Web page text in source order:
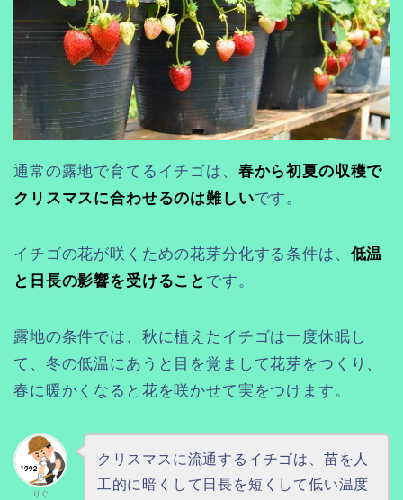
通常の露地で育てるイチゴは、 春から初夏の収穫で
クリスマスに合わせるのは難しいです。
イチゴの花が咲くための花芽分化する条件は、 低温
と日長の影響を受けること です。
露地の条件では、秋に植えたイチゴは一度休眠し
て、冬の低温にあうと目を覚まして花芽をつくり、
春に暖かくなると花を咲かせて実をつけます。
りぐ
クリスマスに流通するイチゴは、苗を人
工的に暗くして日長を短くして低い温度